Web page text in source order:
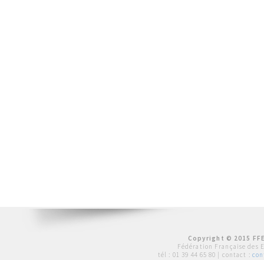
Copyright © 2015
Fédération Française des
tél : 01 39 44 65 80 | contact :